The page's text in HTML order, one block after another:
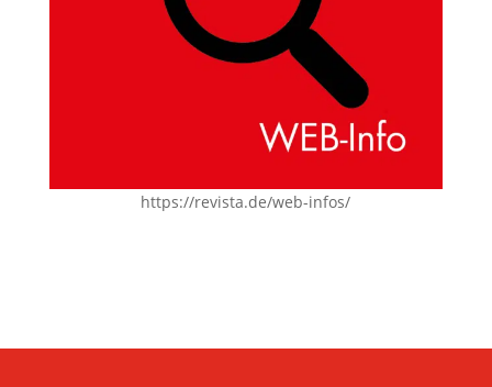
https://revista.de/web-infos/